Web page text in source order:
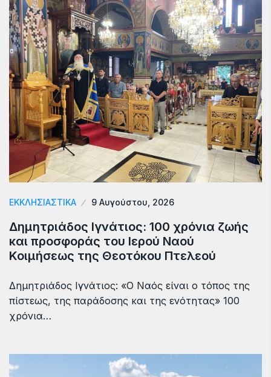
ΕΚΚΛΗΣΙΑΣΤΙΚΑ 9 Αυγούστου, 2026
Δημητριάδος Ιγνάτιος: 100 χρόνια ζωής
και προσφοράς του Ιερού Ναού
Κοιμήσεως της Θεοτόκου Πτελεού
Δημητριάδος Ιγνάτιος: «Ο Ναός είναι ο τόπος της
πίστεως, της παράδοσης και της ενότητας» 100
χρόνια…